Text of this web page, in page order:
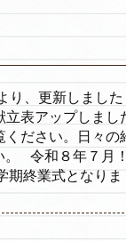
り、更新しました
立表アップしまし
ください。日々の
。 令和８年７月
期終業式となり